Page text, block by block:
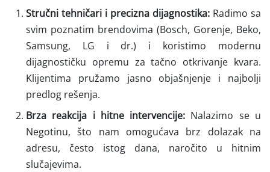
Stručni tehničari i precizna dijagnostika: Radimo sa
svim poznatim brendovima (Bosch, Gorenje, Beko,
Samsung, LG i dr.) i koristimo modernu
dijagnostičku opremu za tačno otkrivanje kvara.
Klijentima pružamo jasno objašnjenje i najbolji
predlog rešenja.
Brza reakcija i hitne intervencije: Nalazimo se u
Negotinu, što nam omogućava brz dolazak na
adresu, često istog dana, naročito u hitnim
slučajevima.